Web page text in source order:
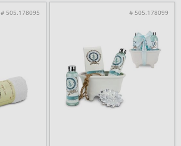
# 505.178095 # 505.178099